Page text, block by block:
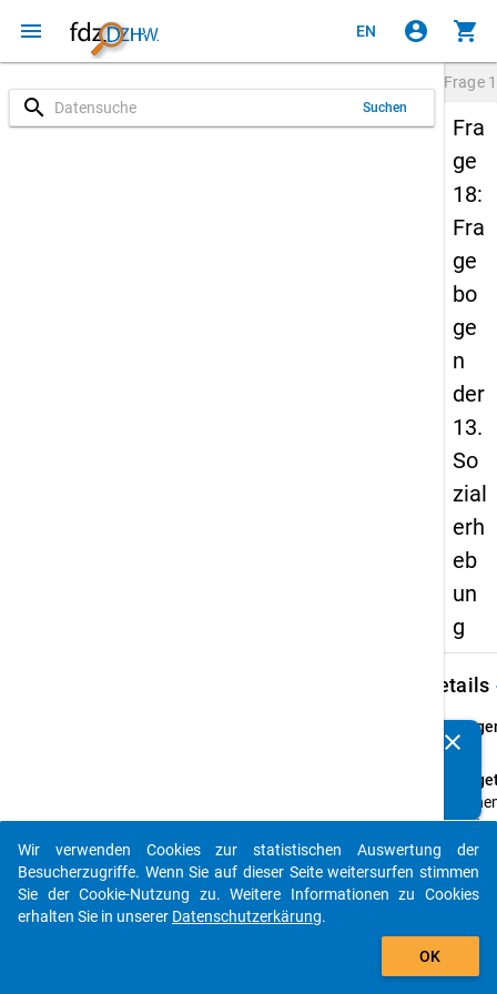
menu EN account_circle shopping_cart
search Suchen
Frage
Fra
ge
18:
Fra
ge
bo
ge
n
der
13.
So
zial
erh
eb
un
g
Details
18
Ihres
einen
clear
auto_stories
add_shopping_cart
Wir verwenden Cookies zur statistischen Auswertung der
Besucherzugriffe. Wenn Sie auf dieser Seite weitersurfen stimmen
Sie der Cookie-Nutzung zu. Weitere Informationen zu Cookies
erhalten Sie in unserer Datenschutzerkärung.
OK